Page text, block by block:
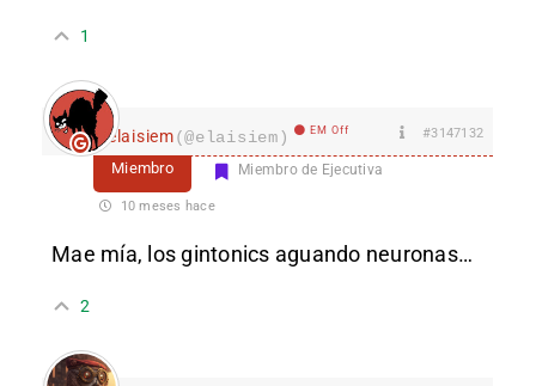
1
elaisiem(@elaisiem) EM Off #3147132
Miembro Miembro de Ejecutiva
10 meses hace
Mae mía, los gintonics aguando neuronas…
2